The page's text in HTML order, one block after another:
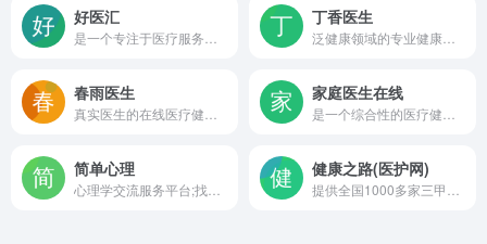
好医汇 丁香医生
春雨医生 家庭医生在线
简单心理 健康之路(医护网)